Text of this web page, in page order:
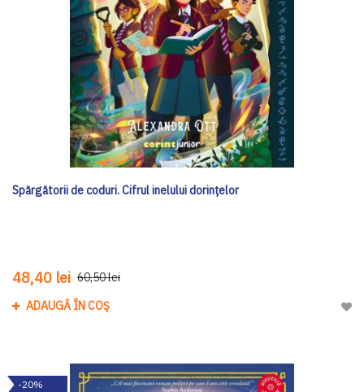
Spărgătorii de coduri. Cifrul inelului dorințelor
48,40 lei 60,50 lei
ADAUGĂ ÎN COȘ
-20%